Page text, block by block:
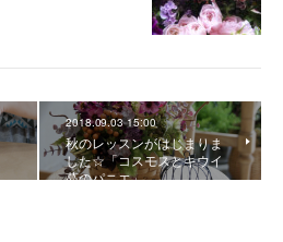
2018.09.03 15:00
秋のレッスンがはじまりま
した☆「コスモスとキウイ
蔓のパニエ」